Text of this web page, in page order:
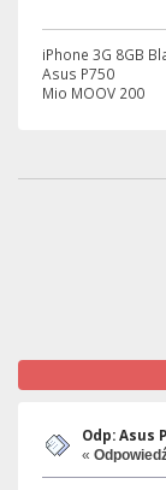
iPhone 3G 8GB
Asus P750
Mio MOOV 200
Odp: Asus
«